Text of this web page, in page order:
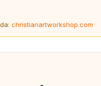
christianartworkshop.com